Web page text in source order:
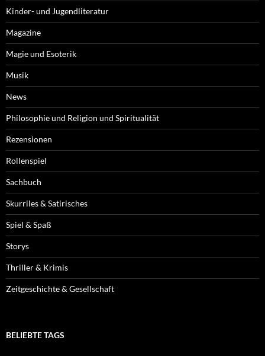
Kinder- und Jugendliteratur
Magazine
Magie und Esoterik
Musik
News
Philosophie und Religion und Spiritualität
Rezensionen
Rollenspiel
Sachbuch
Skurriles & Satirisches
Spiel & Spaß
Storys
Thriller & Krimis
Zeitgeschichte & Gesellschaft
BELIEBTE TAGS